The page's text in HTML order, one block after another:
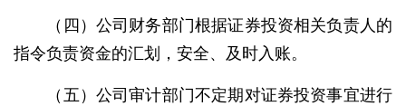
（四）公司财务部门根据证券投资相关负责人的
指令负责资金的汇划，安全、及时入账。
（五）公司审计部门不定期对证券投资事宜进行